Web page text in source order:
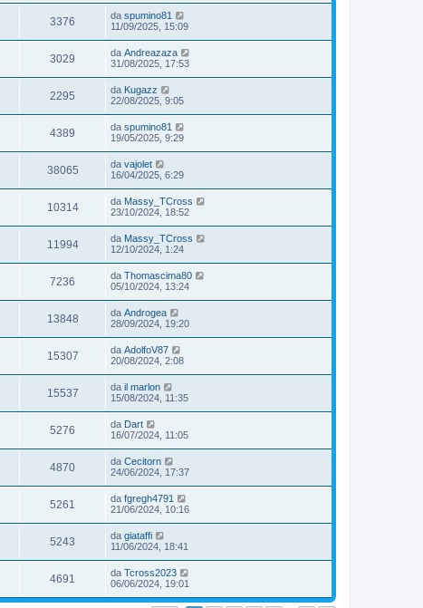
3376 da spumino81
11/09/2025, 15:09
3029 da Andreazaza
31/08/2025, 17:53
2295 da Kugazz
22/08/2025, 9:05
4389 da spumino81
19/05/2025, 9:29
38065 da vajolet
16/04/2025, 6:29
10314 da Massy_TCross
23/10/2024, 18:52
11994 da Massy_TCross
12/10/2024, 1:24
7236 da Thomascima80
05/10/2024, 13:24
13848 da Androgea
28/09/2024, 19:20
15307 da AdolfoV87
20/08/2024, 2:08
15537 da il marlon
15/08/2024, 11:35
5276 da Dart
16/07/2024, 11:05
4870 da Cecitorn
24/06/2024, 17:37
5261 da fgregh4791
21/06/2024, 10:16
5243 da giataffi
11/06/2024, 18:41
4691 da Tcross2023
06/06/2024, 19:01